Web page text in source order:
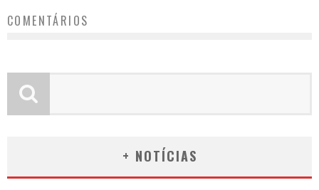
COMENTÁRIOS
+ NOTÍCIAS